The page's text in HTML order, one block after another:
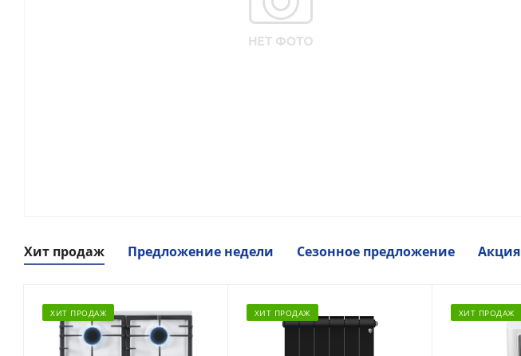
Хит продаж Предложение недели Сезонное предложение Акция
ХИТ ПРОДАЖ ХИТ ПРОДАЖ ХИТ ПРОДАЖ